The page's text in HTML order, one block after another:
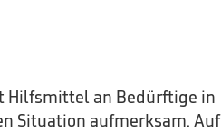
Hilfsmittel an Bedürftige in
Situation aufmerksam. Auf